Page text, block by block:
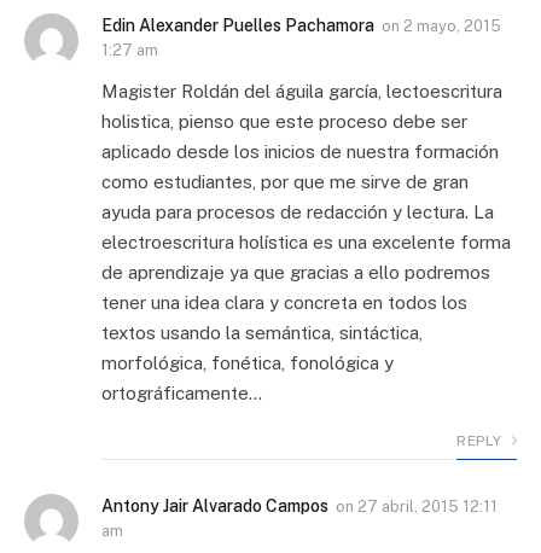
Edin Alexander Puelles Pachamora on 2 mayo, 2015
1:27 am
Magister Roldán del águila garcía, lectoescritura
holistica, pienso que este proceso debe ser
aplicado desde los inicios de nuestra formación
como estudiantes, por que me sirve de gran
ayuda para procesos de redacción y lectura. La
electroescritura holística es una excelente forma
de aprendizaje ya que gracias a ello podremos
tener una idea clara y concreta en todos los
textos usando la semántica, sintáctica,
morfológica, fonética, fonológica y
ortográficamente…
REPLY
Antony Jair Alvarado Campos on 27 abril, 2015 12:11
am